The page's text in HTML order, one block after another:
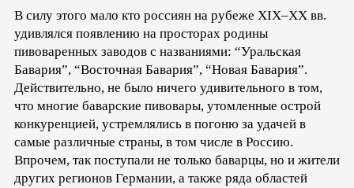
В силу этого мало кто россиян на рубеже XIX–XX вв.
удивлялся появлению на просторах родины
пивоваренных заводов с названиями: “Уральская
Бавария”, “Восточная Бавария”, “Новая Бавария”.
Действительно, не было ничего удивительного в том,
что многие баварские пивовары, утомленные острой
конкуренцией, устремлялись в погоню за удачей в
самые различные страны, в том числе в Россию.
Впрочем, так поступали не только баварцы, но и жители
других регионов Германии, а также ряда областей